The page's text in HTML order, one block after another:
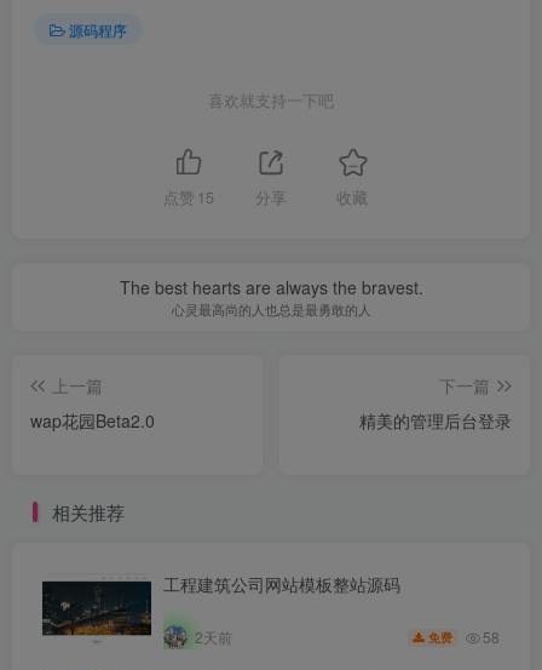
源码程序
喜欢就支持一下吧
点赞 15 分享 收藏
The best hearts are always the bravest.
心灵最高尚的人也总是最勇敢的人
上一篇
wap花园Beta2.0
下一篇
精美的管理后台登录
相关推荐
工程建筑公司网站模板整站源码
2天前 免费 58